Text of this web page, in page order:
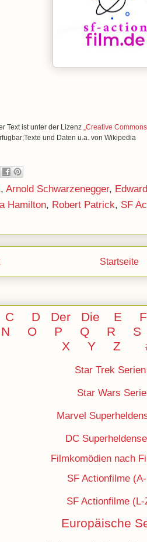
Text ist unter der Lizenz „Creative
und Daten u.a. von Wikipedia
, Arnold Schwarzenegger,
Hamilton, Robert Patrick, SF
Startseite
C D Der Die E
N O P Q R
S
X Y
Z
Star Trek Serien
Star Wars
Marvel
DC
Filmkomödien nach
SF Actionfilme
SF Actionfilme (L-
Europäische